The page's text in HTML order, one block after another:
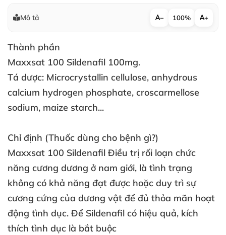
Mô tả − 100% +
Thành phần
Maxxsat 100 Sildenafil 100mg.
Tá dược: Microcrystallin cellulose, anhydrous
calcium hydrogen phosphate, croscarmellose
sodium, maize starch...
Chỉ định (Thuốc dùng cho bệnh gì?)
Maxxsat 100 Sildenafil Điều trị rối loạn chức
năng cương dương ở nam giới, là tình trạng
không có khả năng đạt được hoặc duy trì sự
cương cứng của dương vật để đủ thỏa mãn hoạt
động tình dục. Để Sildenafil có hiệu quả, kích
thích tình dục là bắt buộc